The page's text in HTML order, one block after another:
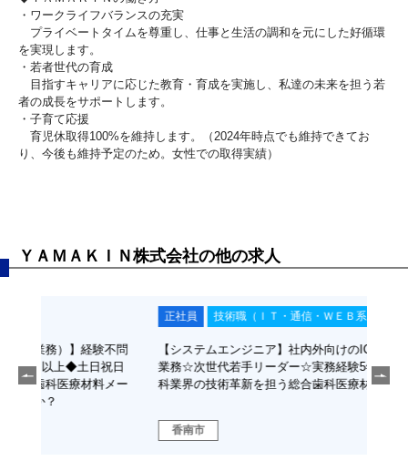
・ワークライフバランスの充実
プライベートタイムを尊重し、仕事と生活の調和を元にした好循環
を実現します。
・若者世代の育成
目指すキャリアに応じた教育・育成を実施し、私達の未来を担う若
者の成長をサポートします。
・子育て応援
育児休取得100%を維持します。（2024年時点でも維持できてお
り、今後も維持予定のため。女性での取得実績）
ＹＡＭＡＫＩＮ株式会社の他の求人
日
ー
技術職（ＩＴ・通信・ＷＥＢ系）
【システムエンジニア】社内外向けのICTサービス開発
業務☆次世代若手リーダー☆実務経験5年以上必須☆歯
科業界の技術革新を担う総合歯科医療材料メーカー☆
次世
の技